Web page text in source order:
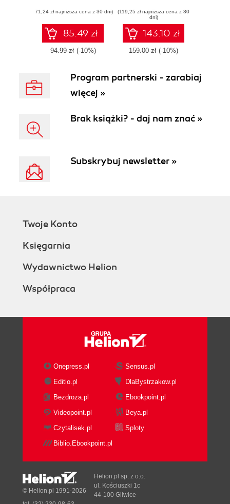
games
(71,24 zł najniższa cena z 30 dni)
85.49 zł
94.99 zł (-10%)
platform mobile
applications with
the power of
LiveCode
(119,25 zł najniższa cena z 30
dni)
143.10 zł
159.00 zł (-10%)
Program partnerski - zarabiaj
więcej »
Brak książki? - daj nam znać »
Subskrybuj newsletter »
Twoje Konto
Księgarnia
Wydawnictwo Helion
Współpraca
Onepress.pl
Sensus.pl
Editio.pl
DlaBystrzakow.pl
Bezdroza.pl
Ebookpoint.pl
Videopoint.pl
Beya.pl
Czytalisek.pl
Sploty
Biblio.Ebookpoint.pl
© Helion.pl 1991-2026
Helion.pl sp. z o.o.
ul. Kościuszki 1c
44-100 Gliwice